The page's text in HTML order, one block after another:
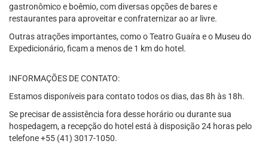
gastronômico e boêmio, com diversas opções de bares e
restaurantes para aproveitar e confraternizar ao ar livre.
Outras atrações importantes, como o Teatro Guaíra e o Museu do
Expedicionário, ficam a menos de 1 km do hotel.
INFORMAÇÕES DE CONTATO:
Estamos disponíveis para contato todos os dias, das 8h às 18h.
Se precisar de assistência fora desse horário ou durante sua
hospedagem, a recepção do hotel está à disposição 24 horas pelo
telefone +55 (41) 3017-1050.